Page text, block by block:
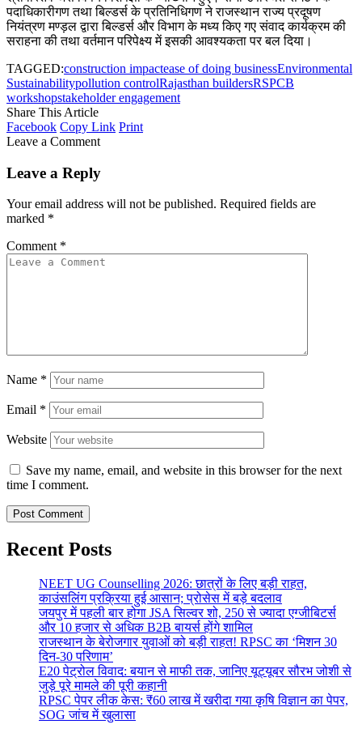
पदाधिकारीगण तथा बिल्डर्स के प्रतिनिधिगण ने राजस्थान राज्य प्रदूषण
नियंत्रण मण्ड़ल द्वारा बिल्डर्स और विभाग के मध्य किए गए संवाद कार्यक्रम की
सराहना की तथा वर्तमान परिपेक्ष्य में इसकी आवश्यकता पर बल दिया।
TAGGED:construction impactease of doing businessEnvironmental
Sustainabilitypollution controlRajasthan buildersRSPCB
workshopstakeholder engagement
Share This Article
Facebook Copy Link Print
Leave a Comment
Leave a Reply
Your email address will not be published. Required fields are
marked *
Comment *
Name *
Email *
Website
Save my name, email, and website in this browser for the next
time I comment.
Recent Posts
NEET UG Counselling 2026: छात्रों के लिए बड़ी राहत,
काउंसलिंग प्रक्रिया हुई आसान; प्रोसेस में बड़े बदलाव
जयपुर में पहली बार होगा JSA सिल्वर शो, 250 से ज्यादा एग्जीबिटर्स
और 10 हजार से अधिक B2B बायर्स होंगे शामिल
राजस्थान के बेरोजगार युवाओं को बड़ी राहत! RPSC का ‘मिशन 30
दिन-30 परिणाम’
E20 पेट्रोल विवाद: बयान से माफी तक, जानिए यूट्यूबर सौरभ जोशी से
जुड़े पूरे मामले की पूरी कहानी
RPSC पेपर लीक केस: ₹60 लाख में खरीदा गया कृषि विज्ञान का पेपर,
SOG जांच में खुलासा